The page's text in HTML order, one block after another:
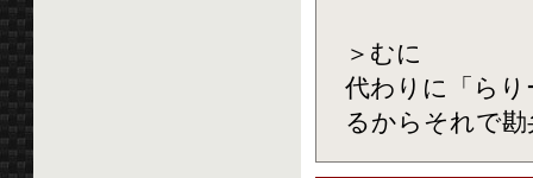
＞むに
代わりに「ら
るからそれで